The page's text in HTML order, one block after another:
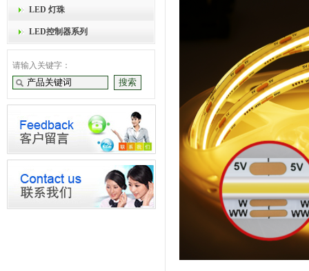
LED 灯珠
LED控制器系列
请输入关键字：